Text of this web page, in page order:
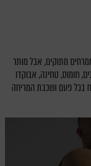
מתוקים, אבל מותר
חומוס, טחינה, אבוקדו
בכל פעם ושכבת המריחה